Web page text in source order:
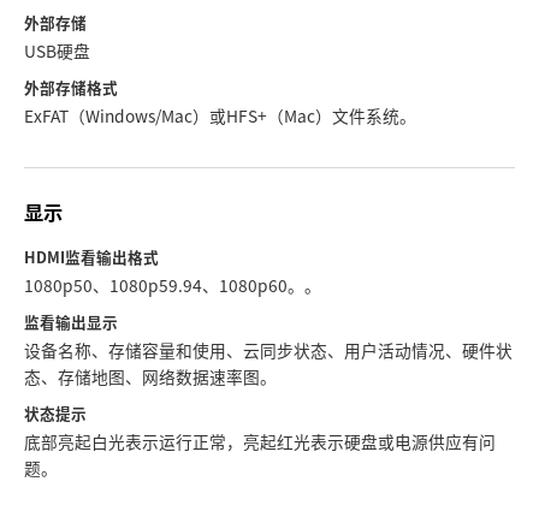
外部存储
USB硬盘
外部存储格式
ExFAT（Windows/Mac）或HFS+（Mac）文件系统。
显示
HDMI监看输出格式
1080p50、1080p59.94、1080p60。。
监看输出显示
设备名称、存储容量和使用、云同步状态、用户活动情况、硬件状
态、存储地图、网络数据速率图。
状态提示
底部亮起白光表示运行正常，亮起红光表示硬盘或电源供应有问
题。